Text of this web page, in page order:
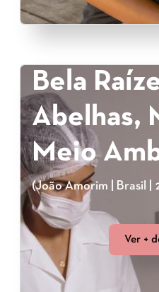
Bela
Abelhas,
Meio
(João Amorim | Brasil |
Ver +